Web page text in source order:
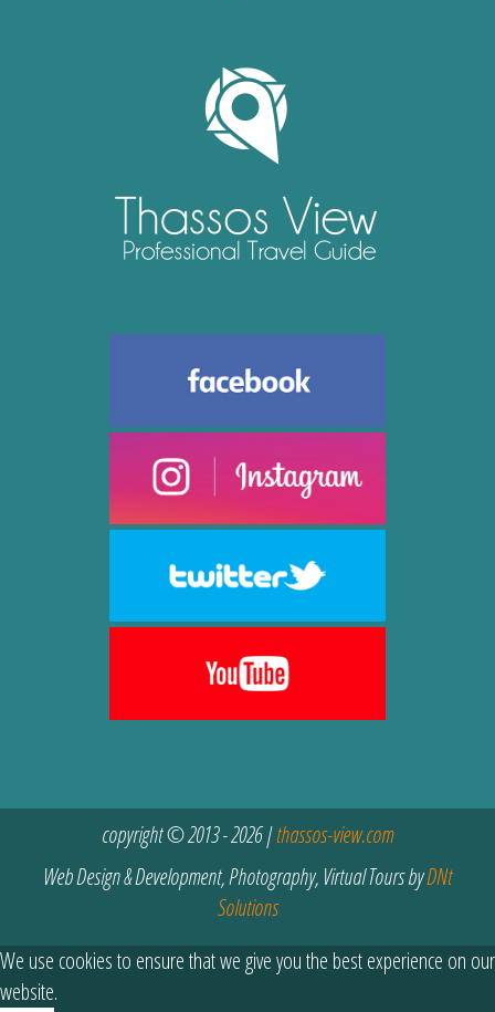
copyright © 2013 - 2026 |thassos-view.com
Web Design & Development, Photography, Virtual Tours byDNt
Solutions
We use cookies to ensure that we give you the best experience on our
website.